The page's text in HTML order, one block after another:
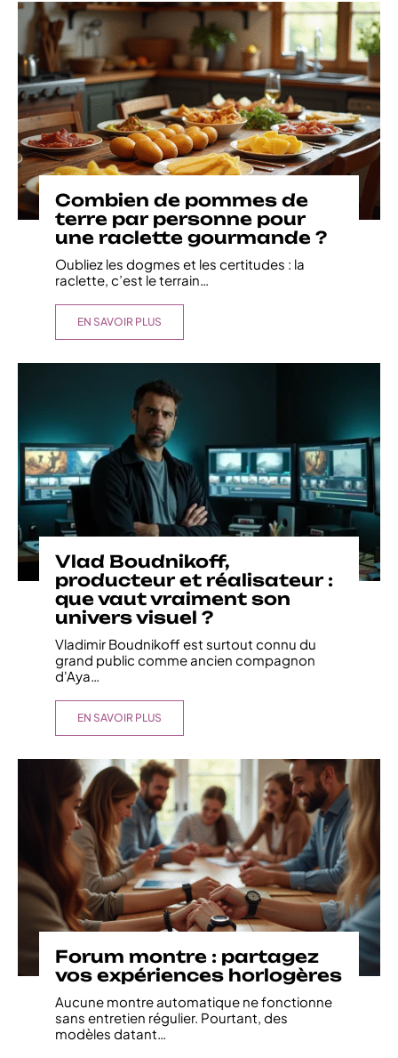
Combien de pommes de
terre par personne pour
une raclette gourmande ?
Oubliez les dogmes et les certitudes : la
raclette, c’est le terrain
EN SAVOIR PLUS
Vlad Boudnikoff,
producteur et réalisateur :
que vaut vraiment son
univers visuel ?
Vladimir Boudnikoff est surtout connu du
grand public comme ancien compagnon
d'Aya
EN SAVOIR PLUS
Forum montre : partagez
vos expériences horlogères
Aucune montre automatique ne fonctionne
sans entretien régulier. Pourtant, des
modèles datant…